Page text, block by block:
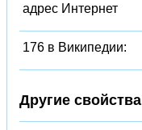
адрес Интернет
176 в Википедии:
Другие